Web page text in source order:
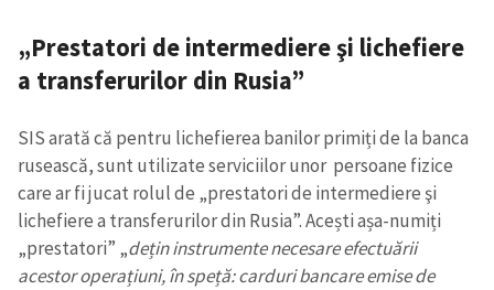
Trimite o informație
Despre ZdG
in English
на русском
„Prestatori de intermediere şi lichefiere
a transferurilor din Rusia”
SIS arată că pentru lichefierea banilor primiți de la banca
rusească, sunt utilizate serviciilor unor persoane fizice
care ar fi jucat rolul de „prestatori de intermediere şi
lichefiere a transferurilor din Rusia”. Acești așa-numiți
„prestatori” „dețin instrumente necesare efectuării
acestor operațiuni, în speță: carduri bancare emise de